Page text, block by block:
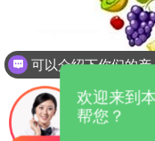
可
欢迎来到
帮您？